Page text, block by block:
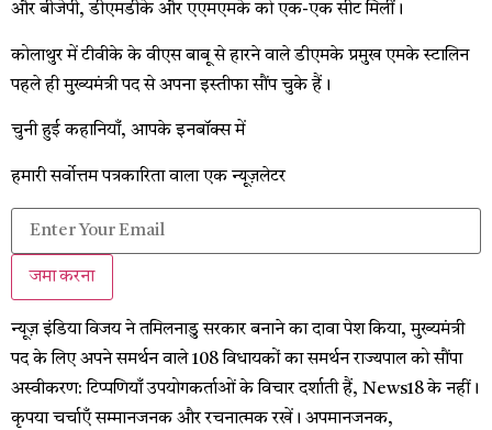
और बीजेपी, डीएमडीके और एएमएमके को एक-एक सीट मिलीं।
कोलाथुर में टीवीके के वीएस बाबू से हारने वाले डीएमके प्रमुख एमके स्टालिन
पहले ही मुख्यमंत्री पद से अपना इस्तीफा सौंप चुके हैं।
चुनी हुई कहानियाँ, आपके इनबॉक्स में
हमारी सर्वोत्तम पत्रकारिता वाला एक न्यूज़लेटर
जमा करना
न्यूज़ इंडियाविजय ने तमिलनाडु सरकार बनाने का दावा पेश किया, मुख्यमंत्री
पद के लिए अपने समर्थन वाले 108 विधायकों का समर्थन राज्यपाल को सौंपा
अस्वीकरण: टिप्पणियाँ उपयोगकर्ताओं के विचार दर्शाती हैं, News18 के नहीं।
कृपया चर्चाएँ सम्मानजनक और रचनात्मक रखें। अपमानजनक,